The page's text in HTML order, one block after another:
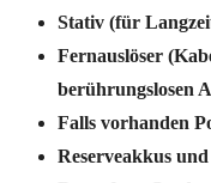
Stativ (für
Fernauslöser
berührungslosen
Falls vorhanden
Reserveakkus